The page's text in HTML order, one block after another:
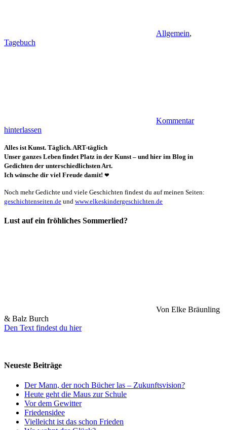
Allgemein,
Tagebuch
Kommentar
hinterlassen
Alles ist Kunst. Täglich. ART-täglich
Unser ganzes Leben findet Platz in der Kunst – und hier im Blog in
Gedichten der unterschiedlichsten Art.
Ich wünsche dir viel Freude damit! ❤
Noch mehr Gedichte und viele Geschichten findest du auf meinen Seiten:
geschichtenseiten.de und www.elkeskindergeschichten.de
Lust auf ein fröhliches Sommerlied?
Von Elke Bräunling
& Balz Burch
Den Text findest du hier
Neueste Beiträge
Der Mann, der noch Bücher las – Zukunftsvision?
Heute geht die Maus zur Schule
Vor dem Gewitter
Friedensidee
Vielleicht ist das schon Frieden